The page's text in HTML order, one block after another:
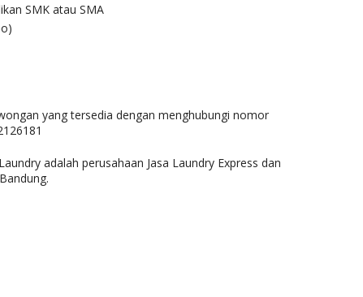
SMK atau SMA
yang tersedia dengan menghubungi nomor
adalah perusahaan Jasa Laundry Express dan